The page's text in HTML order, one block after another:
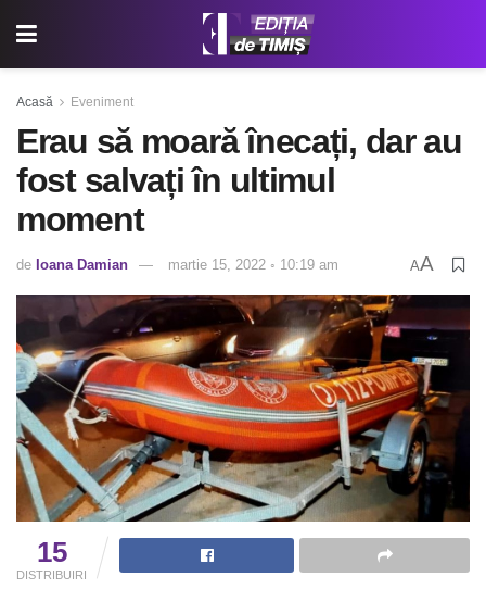
Acasă Eveniment
Erau să moară înecați, dar au
fost salvați în ultimul
moment
de Ioana Damian martie 15, 2022 ◦ 10:19 am AA
15
DISTRIBUIRI